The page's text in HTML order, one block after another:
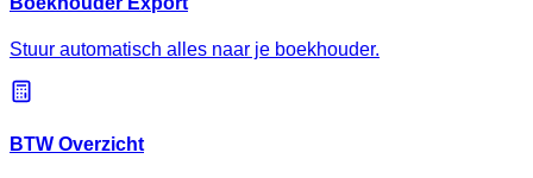
Stuur automatisch alles naar je boekhouder.
BTW Overzicht